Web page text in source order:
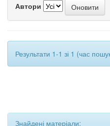
Автори
Результати 1-1 зі 1 (час
Знайдені матеріали: